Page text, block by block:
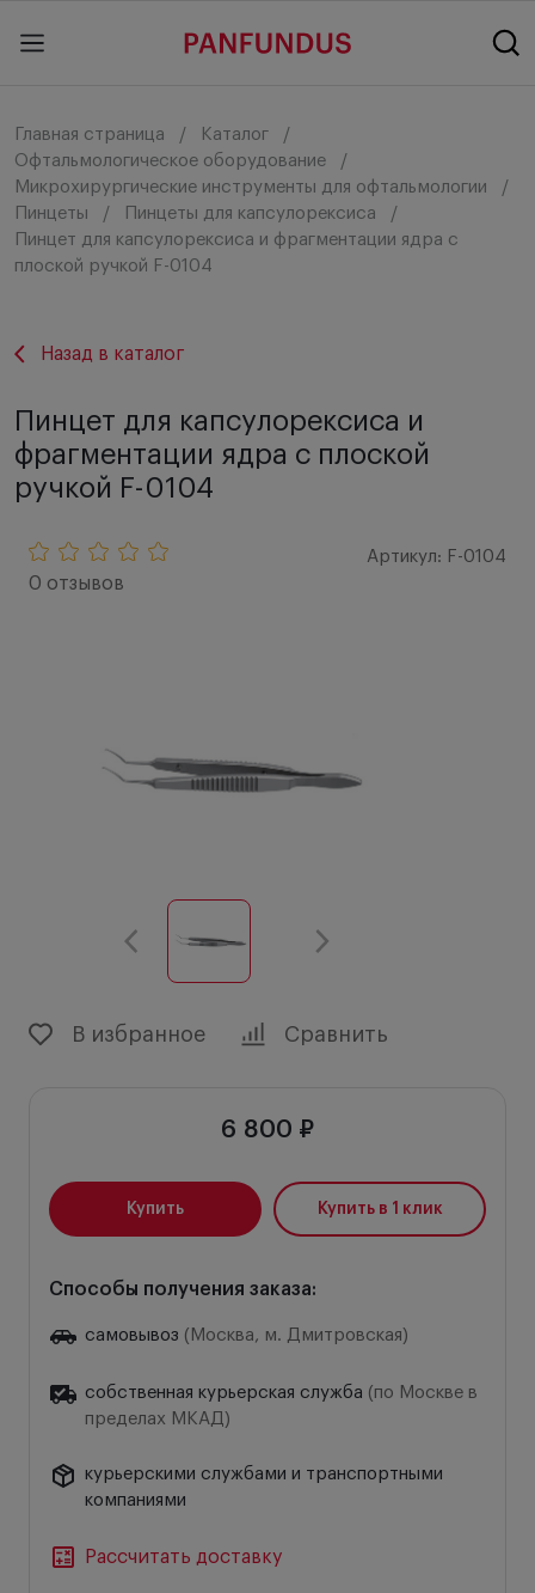
Главная страница
Каталог
Офтальмологическое оборудование
Микрохирургические инструменты для офтальмологии
Пинцеты
Пинцеты для капсулорексиса
Пинцет для капсулорексиса и фрагментации ядра с
плоской ручкой F-0104
Назад в каталог
Пинцет для капсулорексиса и
фрагментации ядра с плоской
ручкой F-0104
0 отзывов
Артикул: F-0104
В избранное Сравнить
6 800 ₽
Купить Купить в 1 клик
Способы получения заказа:
самовывоз (Москва, м. Дмитровская)
собственная курьерская служба (по Москве в
пределах МКАД)
курьерскими службами и транспортными
компаниями
Рассчитать доставку